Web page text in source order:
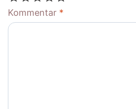
Kommentar *